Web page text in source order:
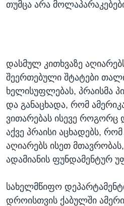
თუმცა არა
დასმულ კითხვაზე
შეერთებული შტატები
ხელისუფლებას, პრაისმა
და განაცხადა, რომ
ვითარებას ისევე
აქვე პრაისი აცხადებს,
აღიარებს ისეთ
ადამიანის ფუნდამენტურ
სახელმწიფო
დროისთვის ქაბულში